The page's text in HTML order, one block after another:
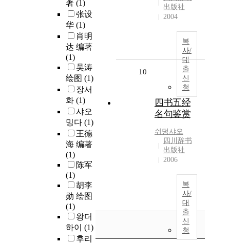
著 (1)
张设
华 (1)
肖明
达 编著
(1)
吴涛
绘图 (1)
장서
화 (1)
샤오
밍다 (1)
王德
海 编著
(1)
陈军
(1)
胡李
勋 绘图
(1)
왕더
하이 (1)
후리
出版社
2004
복
사/
대
출
신
청
10
四书五经
名句鉴赏
쉬덩샤오
四川辞书
出版社
2006
복
사/
대
출
신
청